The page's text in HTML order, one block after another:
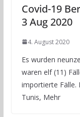
Covid-19
3 Aug 2020
4. August 2020
Es wurden
waren elf (11)
importierte Fälle.
Tunis, Mehr